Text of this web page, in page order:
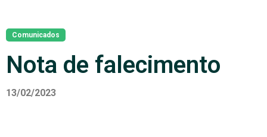
Comunicados
Nota de falecimento
13/02/2023